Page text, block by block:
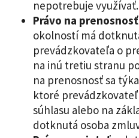
nepotrebuje využívať.
Právo na
okolností má
prevádzkovateľa o
na inú tretiu stranu
na prenosnosť sa
ktoré
súhlasu alebo na
dotknutá osoba